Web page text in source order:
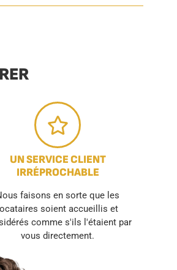
UN SERVICE CLIENT
IRRÉPROCHABLE
faisons en sorte que les
soient accueillis et
comme s'ils l'étaient par
vous directement.